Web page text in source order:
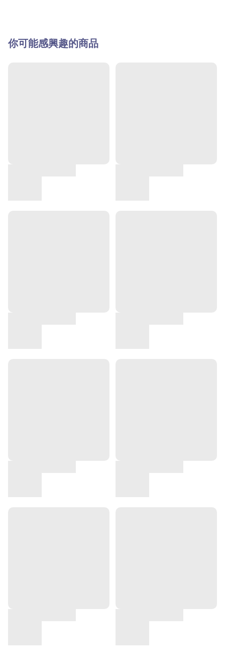
你可能感興趣的商品